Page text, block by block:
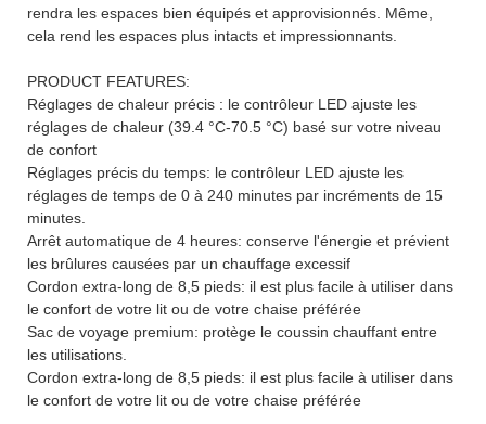
rendra les espaces bien équipés et approvisionnés. Même,
cela rend les espaces plus intacts et impressionnants.
PRODUCT FEATURES:
Réglages de chaleur précis : le contrôleur LED ajuste les
réglages de chaleur (39.4 °C-70.5 °C) basé sur votre niveau
de confort
Réglages précis du temps: le contrôleur LED ajuste les
réglages de temps de 0 à 240 minutes par incréments de 15
minutes.
Arrêt automatique de 4 heures: conserve l'énergie et prévient
les brûlures causées par un chauffage excessif
Cordon extra-long de 8,5 pieds: il est plus facile à utiliser dans
le confort de votre lit ou de votre chaise préférée
Sac de voyage premium: protège le coussin chauffant entre
les utilisations.
Cordon extra-long de 8,5 pieds: il est plus facile à utiliser dans
le confort de votre lit ou de votre chaise préférée